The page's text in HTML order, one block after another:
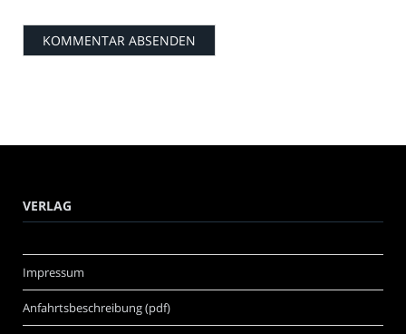
VERLAG
Impressum
Anfahrtsbeschreibung (pdf)